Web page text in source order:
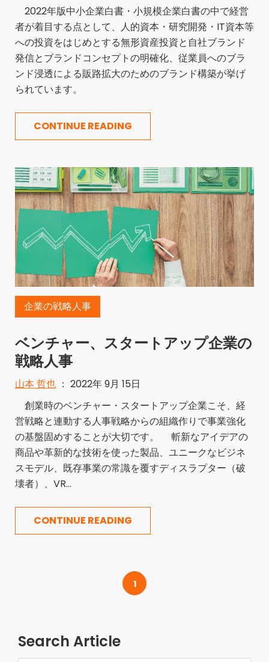
2022年版中小企業白書・小規模企業白書の中で経営
者が着目する点として、人的資本・研究開発・IT資本等
への投資をはじめとする無形資産投資と自社ブランド
発信とブランドコンセプトの明確化、従業員へのブラ
ンド浸透による販路拡大のためのブランド構築が挙げ
られています。
CONTINUE READING
企業の戦略人事
ベンチャー、スタートアップ企業の
戦略人事
山本 哲也 ： 2022年 9月 15日
創業時のベンチャー・スタートアップ企業こそ、経
営戦略と連動する人事戦略からの組織作りで事業強化
の基盤固めすることが大切です。 斬新なアイデアの
商品や革新的な技術を使った製品、ユニークなビジネ
スモデル、既存事業の常識を覆すディスラプター（破
壊者）、VR...
CONTINUE READING
1
Search Article